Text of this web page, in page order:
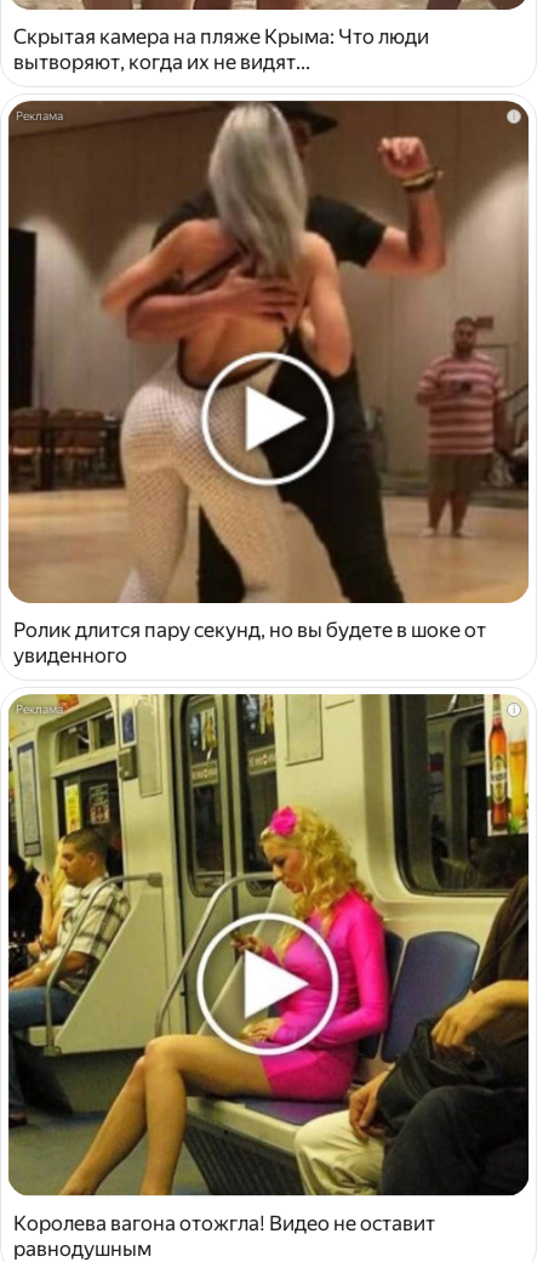
Скрытая камера на пляже Крыма: Что люди
вытворяют, когда их не видят...
i
Ролик длится пару секунд, но вы будете в шоке от
увиденного
i
Королева вагона отожгла! Видео не оставит
равнодушным